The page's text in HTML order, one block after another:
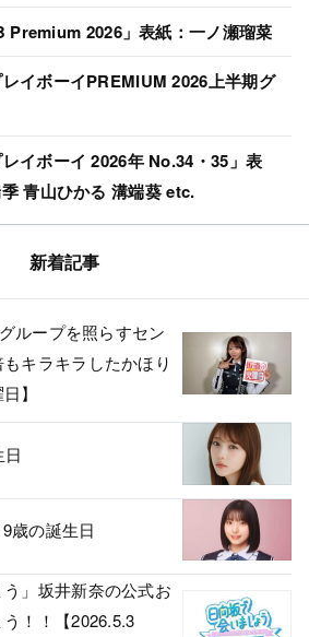
Premium 2026」表紙：一ノ瀬瑠菜
レイボーイPREMIUM 2026上半期グ
レイボーイ 2026年 No.34・35」表
青山ひかる 溝端葵 etc.
新着記事
ループを照らすセン
キラキラしたかほり
】
歳の誕生日
う」坂井新奈の公式お
！！【2026.5.3